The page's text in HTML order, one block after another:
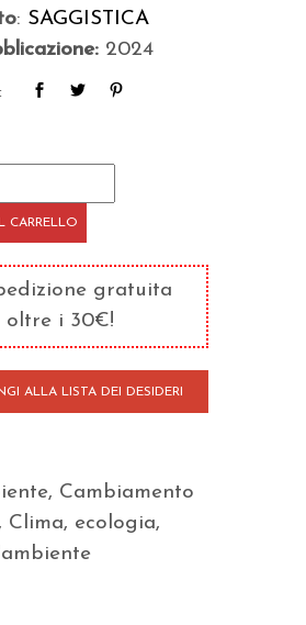
: SAGGISTICA
2024
CARRELLO
gratuita
oltre i 30€!
ALLA LISTA DEI DESIDERI
, Cambiamento
Clima, ecologia,